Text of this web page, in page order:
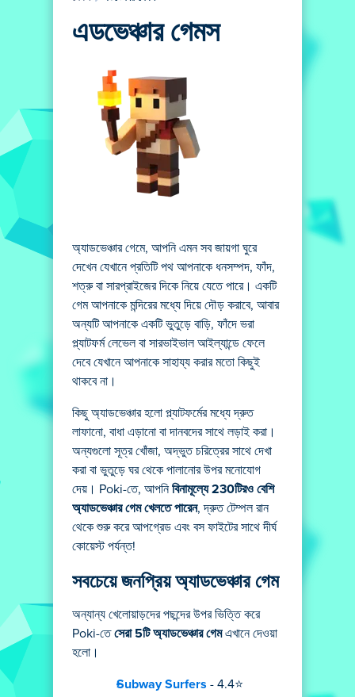
এডভেঞ্চার গেমস
অ্যাডভেঞ্চার গেমে, আপনি এমন সব জায়গা ঘুরে
দেখেন যেখানে প্রতিটি পথ আপনাকে ধনসম্পদ, ফাঁদ,
শত্রু বা সারপ্রাইজের দিকে নিয়ে যেতে পারে। একটি
গেম আপনাকে মন্দিরের মধ্যে দিয়ে দৌড় করাবে, আবার
অন্যটি আপনাকে একটি ভুতুড়ে বাড়ি, ফাঁদে ভরা
প্ল্যাটফর্ম লেভেল বা সারভাইভাল আইল্যান্ডে ফেলে
দেবে যেখানে আপনাকে সাহায্য করার মতো কিছুই
থাকবে না।
কিছু অ্যাডভেঞ্চার হলো প্ল্যাটফর্মের মধ্যে দ্রুত
লাফানো, বাধা এড়ানো বা দানবদের সাথে লড়াই করা।
অন্যগুলো সূত্র খোঁজা, অদ্ভুত চরিত্রের সাথে দেখা
করা বা ভুতুড়ে ঘর থেকে পালানোর উপর মনোযোগ
দেয়। Poki-তে, আপনিবিনামূল্যে 230টিরও বেশি
অ্যাডভেঞ্চার গেম খেলতে পারেন, দ্রুত টেম্পল রান
থেকে শুরু করে আপগ্রেড এবং বস ফাইটের সাথে দীর্ঘ
কোয়েস্ট পর্যন্ত!
সবচেয়ে জনপ্রিয় অ্যাডভেঞ্চার গেম
অন্যান্য খেলোয়াড়দের পছন্দের উপর ভিত্তি করে
Poki-তেসেরা 5টি অ্যাডভেঞ্চার গেমএখানে দেওয়া
হলো।
Subway Surfers - 4.4⭐